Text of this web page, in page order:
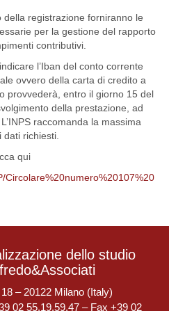
della registrazione forniranno le
per la gestione del rapporto
contributivi.
l’Iban del conto corrente
ovvero della carta di credito a
provvederà, entro il giorno 15 del
della prestazione, ad
raccomanda la massima
dati richiesti.
qui
Circolare%20numero%20107%20
dello studio
– 20122 Milano (Italy)
02 55.19.59.47 – Fax +39 02